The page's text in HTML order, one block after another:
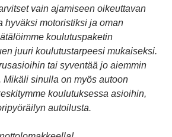
vain ajamiseen oikeuttavan
hyväksi motoristiksi ja oman
koulutuspaketin
juuri koulutustarpeesi mukaiseksi.
tai syventää jo aiemmin
Mikäli sinulla on myös autoon
koulutuksessa asioihin,
autoilusta.